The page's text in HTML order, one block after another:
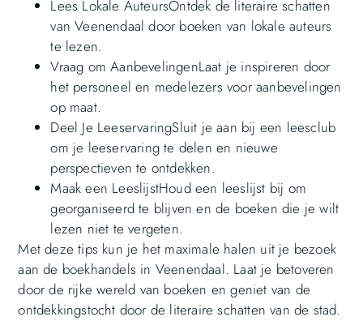
Lees Lokale AuteursOntdek de literaire schatten
van Veenendaal door boeken van lokale auteurs
te lezen.
Vraag om AanbevelingenLaat je inspireren door
het personeel en medelezers voor aanbevelingen
op maat.
Deel Je LeeservaringSluit je aan bij een leesclub
om je leeservaring te delen en nieuwe
perspectieven te ontdekken.
Maak een LeeslijstHoud een leeslijst bij om
georganiseerd te blijven en de boeken die je wilt
lezen niet te vergeten.
Met deze tips kun je het maximale halen uit je bezoek
aan de boekhandels in Veenendaal. Laat je betoveren
door de rijke wereld van boeken en geniet van de
ontdekkingstocht door de literaire schatten van de stad.